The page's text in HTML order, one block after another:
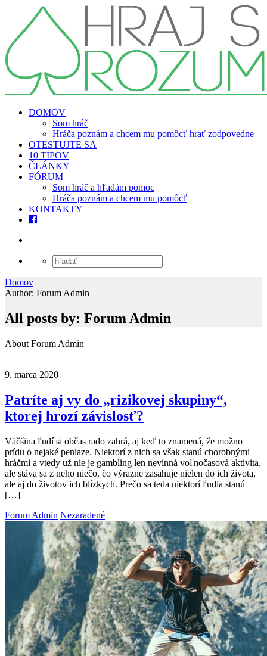
DOMOV
Som hráč
Hráča poznám a chcem mu pomôcť hrať zodpovedne
OTESTUJTE SA
10 TIPOV
ČLÁNKY
FÓRUM
Som hráč a hľadám pomoc
Hráča poznám a chcem mu pomôcť
KONTAKTY
Domov
Author: Forum Admin
All posts by: Forum Admin
About Forum Admin
9. marca 2020
Patríte aj vy do „rizikovej skupiny“,
ktorej hrozí závislosť?
Väčšina ľudí si občas rado zahrá, aj keď to znamená, že možno
prídu o nejaké peniaze. Niektorí z nich sa však stanú chorobnými
hráčmi a vtedy už nie je gambling len nevinná voľnočasová aktivita,
ale stáva sa z neho niečo, čo výrazne zasahuje nielen do ich života,
ale aj do životov ich blízkych. Prečo sa teda niektorí ľudia stanú
[…]
Forum Admin Nezaradené